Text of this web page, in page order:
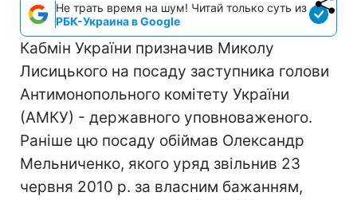
Не трать время на шум! Читай только суть из
РБК-Украина в Google
Кабмін України призначив Миколу
Лисицького на посаду заступника голови
Антимонопольного комітету України
(АМКУ) - державного уповноваженого.
Раніше цю посаду обіймав Олександр
Мельниченко, якого уряд звільнив 23
червня 2010 р. за власним бажанням,